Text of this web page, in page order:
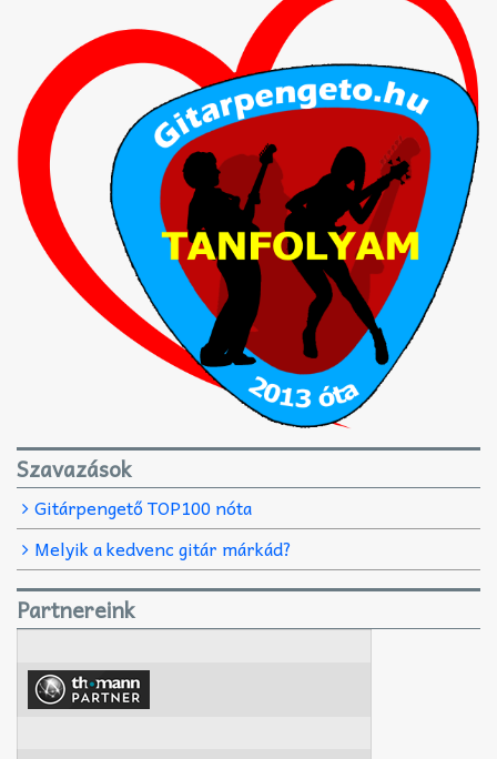
Szavazások
Gitárpengető TOP100 nóta
Melyik a kedvenc gitár márkád?
Partnereink